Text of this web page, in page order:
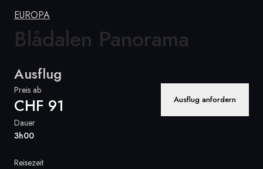
Schweiz
Vereinigtes Königreich (England, Schottland, Wales
und Nordirland)
EUROPA
Blådalen Panorama
Ausflug
Preis ab
CHF 91 Ausflug anfordern
Dauer
3h00
Reisezeit